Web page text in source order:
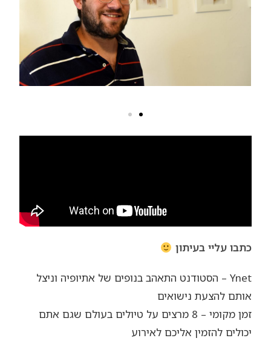
כתבו עליי בעיתון
Ynet – הסטודנט התאהב בנופים של אתיופיה וניצל
אותם להצעת נישואים
זמן מקומי – 8 מרצים על טיולים בעולם שגם אתם
יכולים להזמין אליכם לאירוע